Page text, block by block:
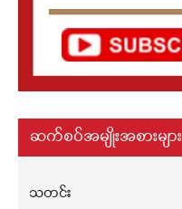
ဆက်စပ်အမျိုးအစားများ
သတင်း